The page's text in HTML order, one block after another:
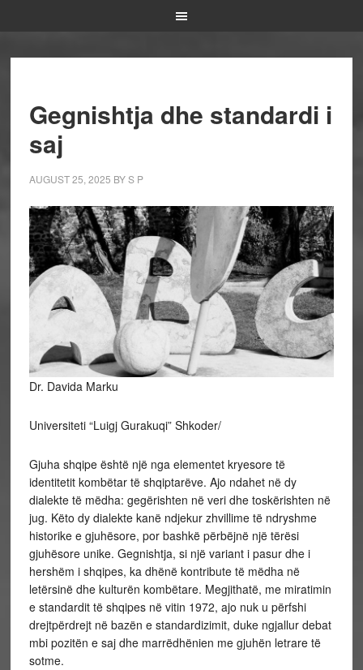
Gegnishtja dhe standardi i
saj
AUGUST 25, 2025 BYS P
Dr. Davida Marku
Universiteti “Luigj Gurakuqi” Shkoder/
Gjuha shqipe është një nga elementet kryesore të
identitetit kombëtar të shqiptarëve. Ajo ndahet në dy
dialekte të mëdha: gegërishten në veri dhe toskërishten në
jug. Këto dy dialekte kanë ndjekur zhvillime të ndryshme
historike e gjuhësore, por bashkë përbëjnë një tërësi
gjuhësore unike. Gegnishtja, si një variant i pasur dhe i
hershëm i shqipes, ka dhënë kontribute të mëdha në
letërsinë dhe kulturën kombëtare. Megjithatë, me miratimin
e standardit të shqipes në vitin 1972, ajo nuk u përfshi
drejtpërdrejt në bazën e standardizimit, duke ngjallur debat
mbi pozitën e saj dhe marrëdhënien me gjuhën letrare të
sotme.